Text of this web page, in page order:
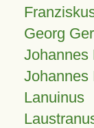
Georg
Johannes
Johannes
Lanuinus